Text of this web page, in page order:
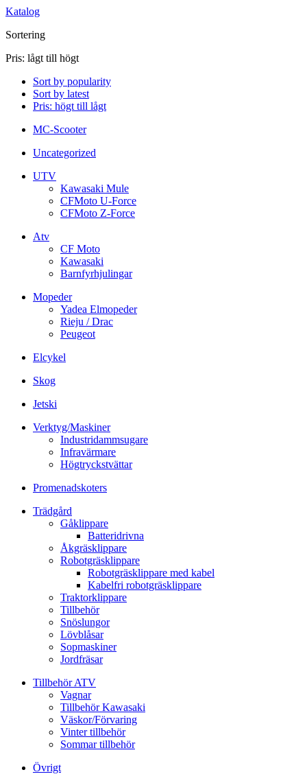
Katalog
Sortering
Pris: lågt till högt
Sort by popularity
Sort by latest
Pris: högt till lågt
MC-Scooter
Uncategorized
UTV
Kawasaki Mule
CFMoto U-Force
CFMoto Z-Force
Atv
CF Moto
Kawasaki
Barnfyrhjulingar
Mopeder
Yadea Elmopeder
Rieju / Drac
Peugeot
Elcykel
Skog
Jetski
Verktyg/Maskiner
Industridammsugare
Infravärmare
Högtryckstvättar
Promenadskoters
Trädgård
Gåklippare
Batteridrivna
Åkgräsklippare
Robotgräsklippare
Robotgräsklippare med kabel
Kabelfri robotgräsklippare
Traktorklippare
Tillbehör
Snöslungor
Lövblåsar
Sopmaskiner
Jordfräsar
Tillbehör ATV
Vagnar
Tillbehör Kawasaki
Väskor/Förvaring
Vinter tillbehör
Sommar tillbehör
Övrigt